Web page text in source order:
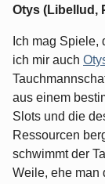
Otys (Libellud,
Ich mag
ich mir auch
aus einem
Slots und die
Ressourcen
schwimmt der
Weile, ehe man